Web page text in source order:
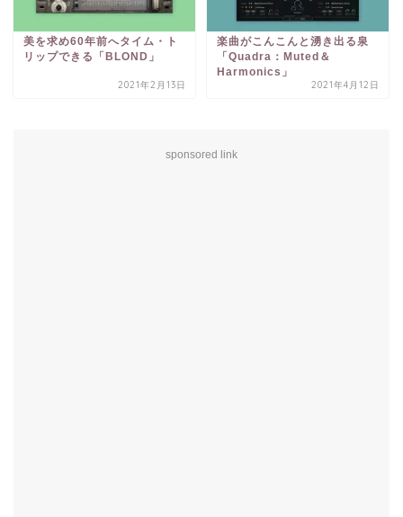
美を求め60年前へタイム・ト
リップできる「BLOND」
2021年2月13日
楽曲がこんこんと湧き出る泉
「Quadra：Muted＆
Harmonics」
2021年4月12日
sponsored link